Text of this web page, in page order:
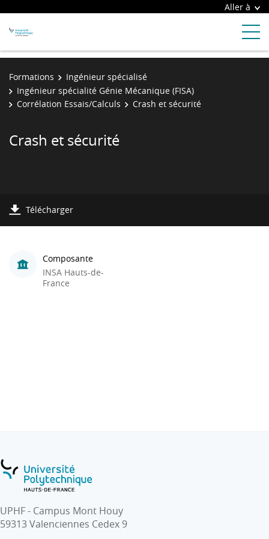
Aller à
Formations
Ingénieur spécialisé
Ingénieur spécialité Génie Mécanique (FISA)
Corrélation Essais/Calculs
Crash et sécurité
Crash et sécurité
Télécharger
Composante
INSA Hauts-de-
France
UPHF - Campus Mont Houy
59313 Valenciennes Cedex 9